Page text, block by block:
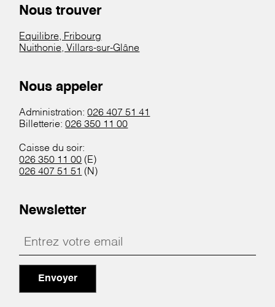
Nous trouver
Equilibre, Fribourg
Nuithonie, Villars-sur-Glâne
Nous appeler
Administration:026 407 51 41
Billetterie:026 350 11 00
Caisse du soir:
026 350 11 00 (E)
026 407 51 51 (N)
Newsletter
Envoyer